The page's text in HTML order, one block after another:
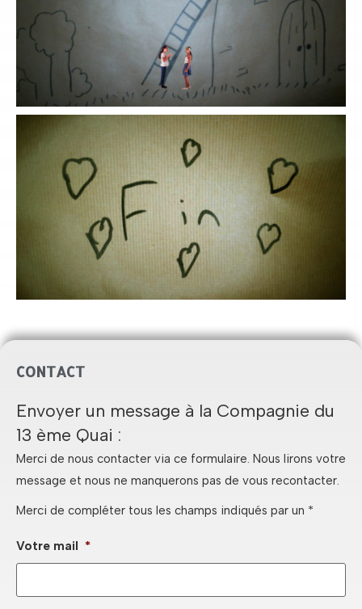
CONTACT
Envoyer un message à la Compagnie du
13 ème Quai :
Merci de nous contacter via ce formulaire. Nous lirons votre
message et nous ne manquerons pas de vous recontacter.
Merci de compléter tous les champs indiqués par un *
Votre mail *